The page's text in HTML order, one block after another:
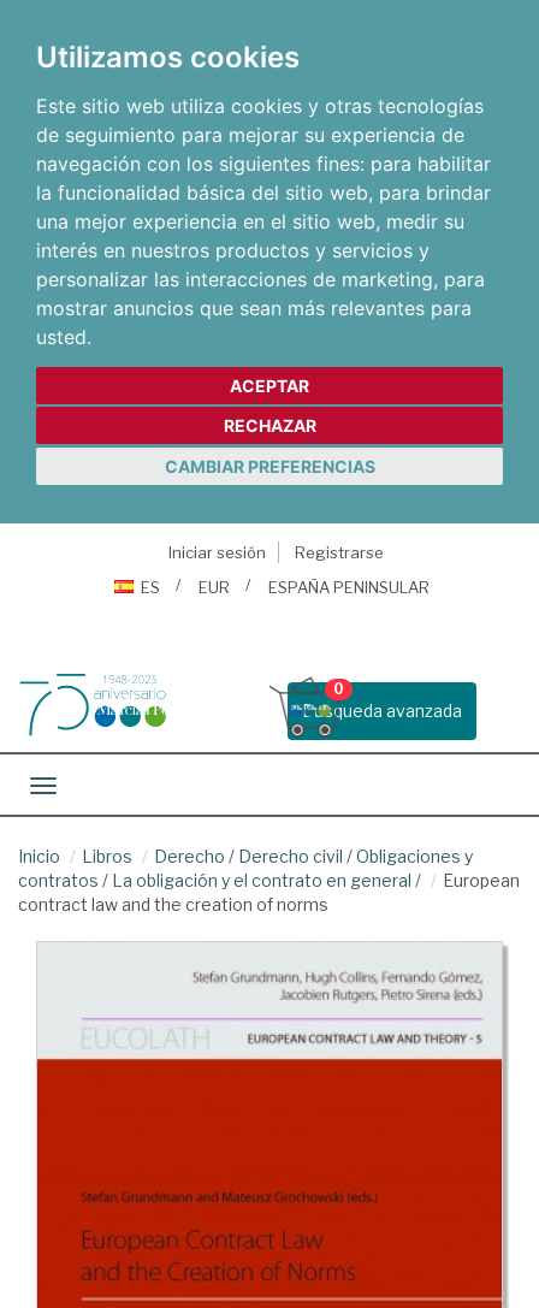
Utilizamos cookies
Este sitio web utiliza cookies y otras tecnologías
de seguimiento para mejorar su experiencia de
navegación con los siguientes fines: para habilitar
la funcionalidad básica del sitio web, para brindar
una mejor experiencia en el sitio web, medir su
interés en nuestros productos y servicios y
personalizar las interacciones de marketing, para
mostrar anuncios que sean más relevantes para
usted.
ACEPTAR
RECHAZAR
CAMBIAR PREFERENCIAS
Iniciar sesión
Registrarse
ES
EUR ESPAÑA PENINSULAR
Busqueda avanzada
0
Toggle navigation
Inicio Libros Derecho / Derecho civil /Obligaciones y
contratos / La obligación y el contrato en general /
European
contract law and the creation of norms